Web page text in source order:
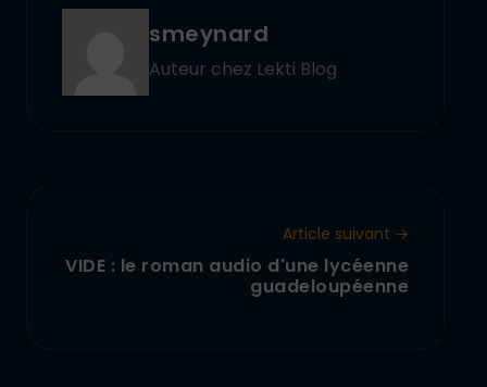
smeynard
Auteur chez Lekti Blog
Article suivant →
VIDE : le roman audio d'une lycéenne
guadeloupéenne